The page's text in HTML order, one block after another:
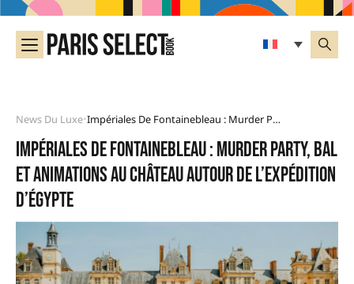
News Du Luxe• Impériales De Fontainebleau : Murder Party, Bal Et Animations Au Château Autour De L’expédition D’Égypte
Impériales de Fontainebleau : murder party, bal
et animations au château autour de l’expédition
d’Égypte